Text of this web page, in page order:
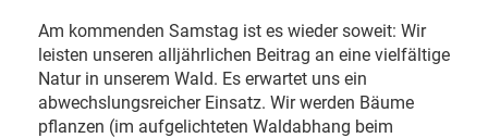
Am kommenden Samstag ist es wieder soweit: Wir
leisten unseren alljährlichen Beitrag an eine vielfältige
Natur in unserem Wald. Es erwartet uns ein
abwechslungsreicher Einsatz. Wir werden Bäume
pflanzen (im aufgelichteten Waldabhang beim